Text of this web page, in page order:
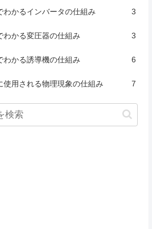
わかるインバータの仕組み 3
わかる変圧器の仕組み 3
わかる誘導機の仕組み 6
使用される物理現象の仕組み 7